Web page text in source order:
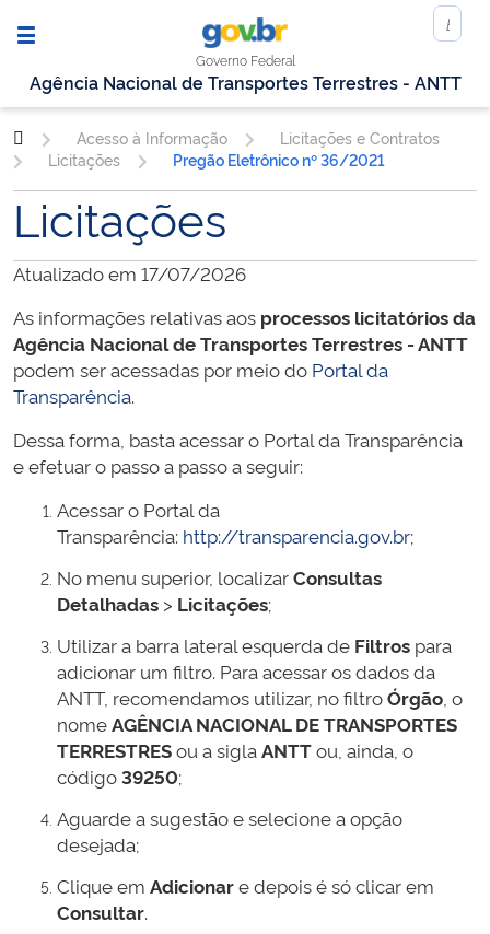
Governo Federal
Agência Nacional de Transportes Terrestres - ANTT
Acesso à Informação
Licitações e Contratos
Licitações
Pregão Eletrônico nº 36/2021
Licitações
Atualizado em 17/07/2026
As informações relativas aos processos licitatórios da
Agência Nacional de Transportes Terrestres - ANTT
podem ser acessadas por meio do Portal da
Transparência.
Dessa forma, basta acessar o Portal da Transparência
e efetuar o passo a passo a seguir:
Acessar o Portal da
Transparência: http://transparencia.gov.br;
No menu superior, localizarConsultas
Detalhadas > Licitações;
Utilizar a barra lateral esquerda de Filtros para
adicionar um filtro. Para acessar os dados da
ANTT, recomendamos utilizar, no filtroÓrgão , o
nomeAGÊNCIA NACIONAL DE TRANSPORTES
TERRESTRESou a siglaANTTou, ainda, o
código39250;
Aguarde a sugestão e selecione a opção
desejada;
Clique em Adicionare depois é só clicar em
Consultar.